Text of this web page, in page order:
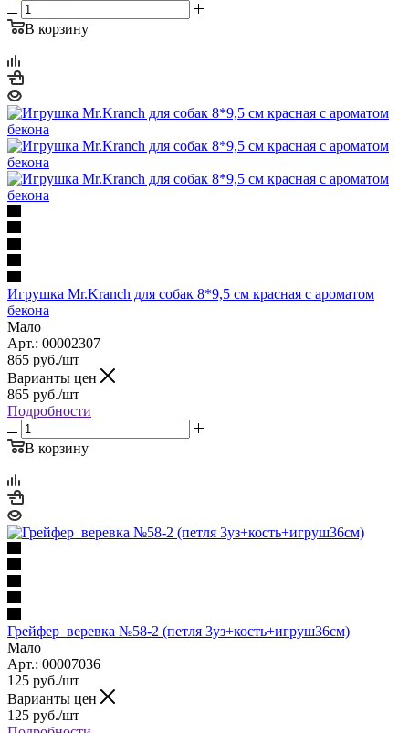
В корзину
Игрушка Mr.Kranch для собак 8*9,5 см красная с ароматом
бекона
Мало
Арт.: 00002307
865 руб./шт
Варианты цен
865 руб./шт
Подробности
В корзину
Грейфер веревка №58-2 (петля 3уз+кость+игруш36см)
Мало
Арт.: 00007036
125 руб./шт
Варианты цен
125 руб./шт